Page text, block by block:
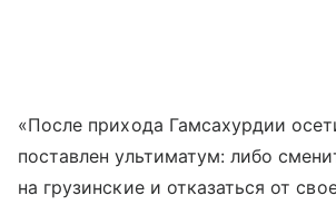
«После прихода Гамсахурдии
поставлен ультиматум: либо
на грузинские и отказаться от